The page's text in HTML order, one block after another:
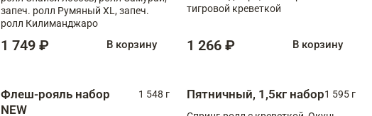
запеч. ролл Румяный XL, запеч.
ролл Килиманджаро
1 749 ₽ В корзину
тигровой креветкой
1 266 ₽ В корзину
Флеш-рояль набор
NEW
1 548 г Пятничный, 1,5кг набор1 595 г